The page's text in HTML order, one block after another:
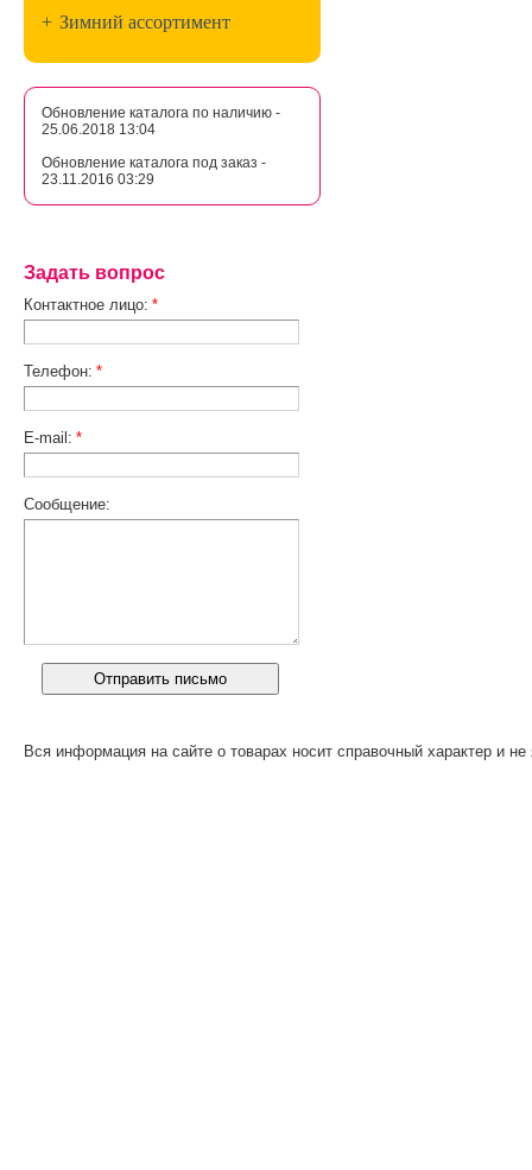
+ Зимний ассортимент
Обновление каталога по наличию -
25.06.2018 13:04
Обновление каталога под заказ -
23.11.2016 03:29
Задать вопрос
Контактное лицо: *
Телефон: *
E-mail: *
Сообщение:
Вся информация на сайте о товарах носит справочный характер и